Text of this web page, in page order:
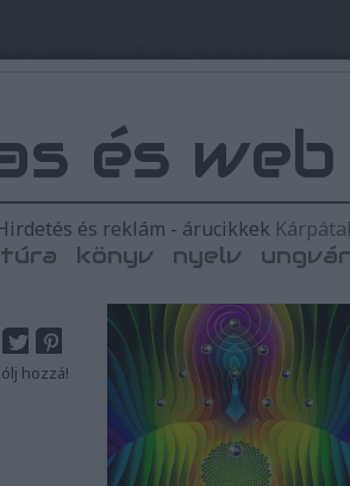
és
és reklám - árucikkek
könyv nyelv ungvár
hozzá!